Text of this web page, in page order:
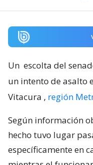
Un escolta del
un intento de asalto
Vitacura , región
Según información
hecho tuvo lugar
específicamente en